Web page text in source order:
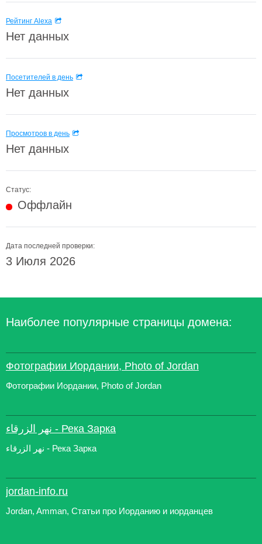
Рейтинг Alexa
Нет данных
Посетителей в день
Нет данных
Просмотров в день
Нет данных
Статус:
Оффлайн
Дата последней проверки:
3 Июля 2026
Наиболее популярные страницы домена:
Фотографии Иордании, Photo of Jordan
Фотографии Иордании, Photo of Jordan
نهر الزرقاء - Река Зарка
نهر الزرقاء - Река Зарка
jordan-info.ru
Jordan, Amman, Статьи про Иорданию и иорданцев